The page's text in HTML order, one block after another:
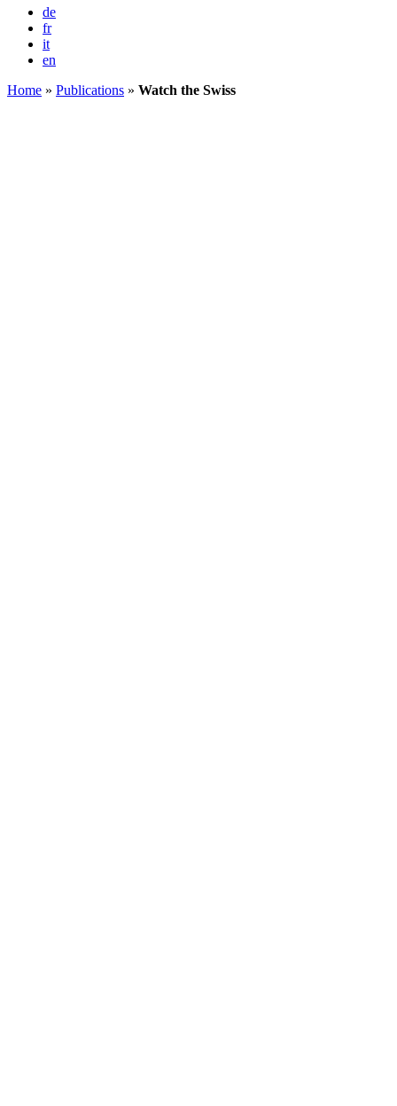
de
fr
it
en
Home » Publications » Watch the Swiss